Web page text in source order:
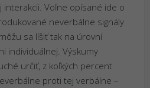
Voľne opísané ide o
neverbálne signály
sa líšiť tak na úrovní
individuálnej. Výskumy
určiť, z koľkých percent
proti tej verbálne –